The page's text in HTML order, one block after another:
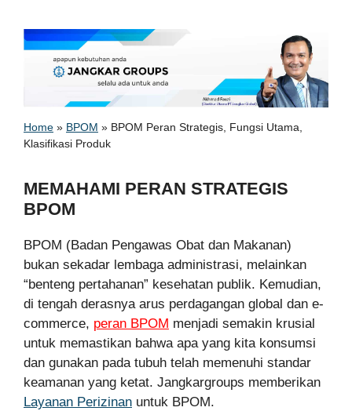
Home » BPOM » BPOM Peran Strategis, Fungsi Utama,
Klasifikasi Produk
MEMAHAMI PERAN STRATEGIS
BPOM
BPOM (Badan Pengawas Obat dan Makanan)
bukan sekadar lembaga administrasi, melainkan
“benteng pertahanan” kesehatan publik. Kemudian,
di tengah derasnya arus perdagangan global dan e-
commerce, peran BPOM menjadi semakin krusial
untuk memastikan bahwa apa yang kita konsumsi
dan gunakan pada tubuh telah memenuhi standar
keamanan yang ketat. Jangkargroups memberikan
Layanan Perizinan untuk BPOM.